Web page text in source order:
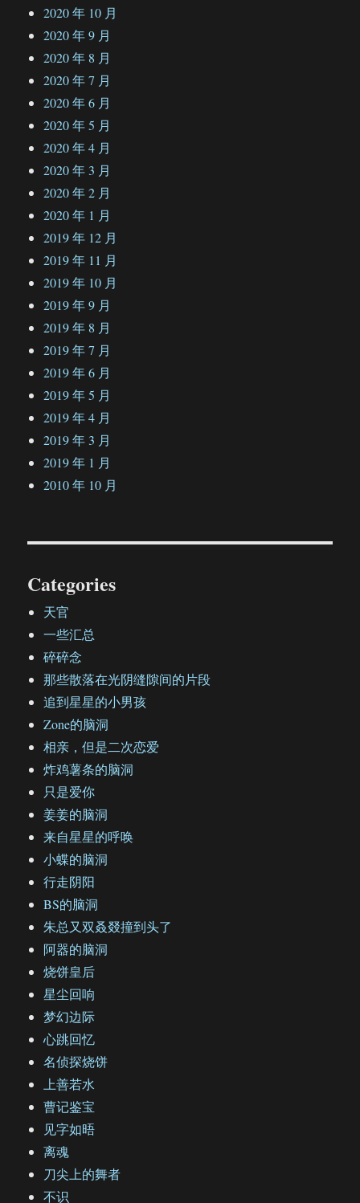
2020 年 10 月
2020 年 9 月
2020 年 8 月
2020 年 7 月
2020 年 6 月
2020 年 5 月
2020 年 4 月
2020 年 3 月
2020 年 2 月
2020 年 1 月
2019 年 12 月
2019 年 11 月
2019 年 10 月
2019 年 9 月
2019 年 8 月
2019 年 7 月
2019 年 6 月
2019 年 5 月
2019 年 4 月
2019 年 3 月
2019 年 1 月
2010 年 10 月
Categories
天官
一些汇总
碎碎念
那些散落在光阴缝隙间的片段
追到星星的小男孩
Zone的脑洞
相亲，但是二次恋爱
炸鸡薯条的脑洞
只是爱你
姜姜的脑洞
来自星星的呼唤
小蝶的脑洞
行走阴阳
BS的脑洞
朱总又双叒叕撞到头了
阿器的脑洞
烧饼皇后
星尘回响
梦幻边际
心跳回忆
名侦探烧饼
上善若水
曹记鉴宝
见字如晤
离魂
刀尖上的舞者
不识